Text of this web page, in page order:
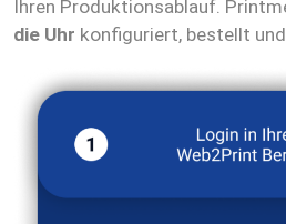
Ihren Produktionsablauf.
die Uhr konfiguriert, bestellt